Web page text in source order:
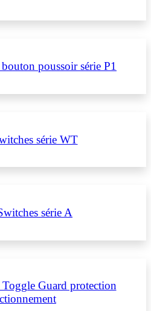
poussoir série P1
série WT
série A
Guard protection